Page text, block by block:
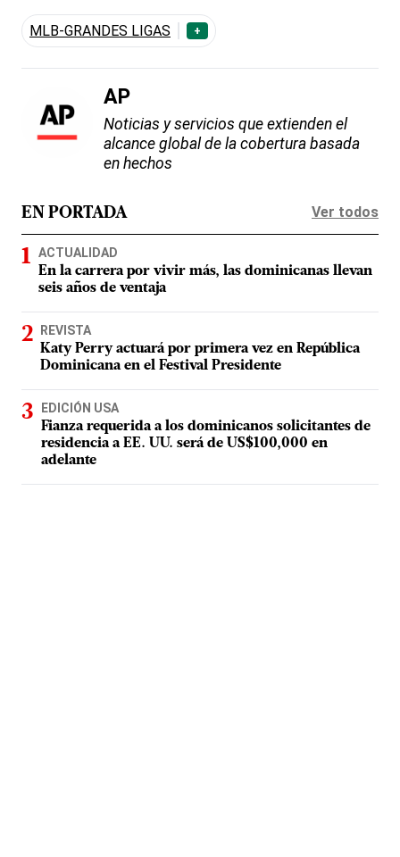
MLB-GRANDES LIGAS +
AP
Noticias y servicios que extienden el
alcance global de la cobertura basada
en hechos
EN PORTADA Ver todos
ACTUALIDAD
En la carrera por vivir más, las dominicanas llevan
seis años de ventaja
REVISTA
Katy Perry actuará por primera vez en República
Dominicana en el Festival Presidente
EDICIÓN USA
Fianza requerida a los dominicanos solicitantes de
residencia a EE. UU. será de US$100,000 en
adelante